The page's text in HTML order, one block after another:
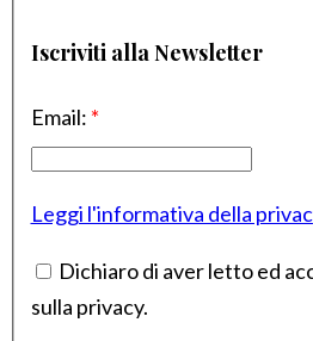
Iscriviti alla Newsletter
Email: *
Leggi l'informativa della
Dichiaro di aver letto ed
sulla privacy.